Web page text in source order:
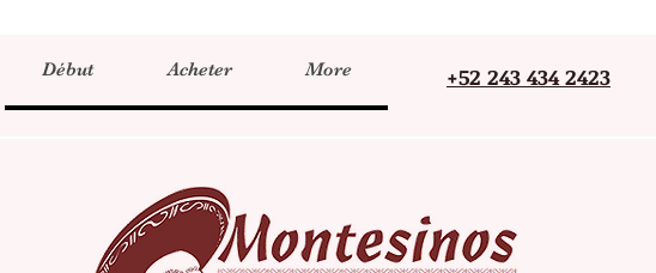
Début Acheter More +52 243 434 2423